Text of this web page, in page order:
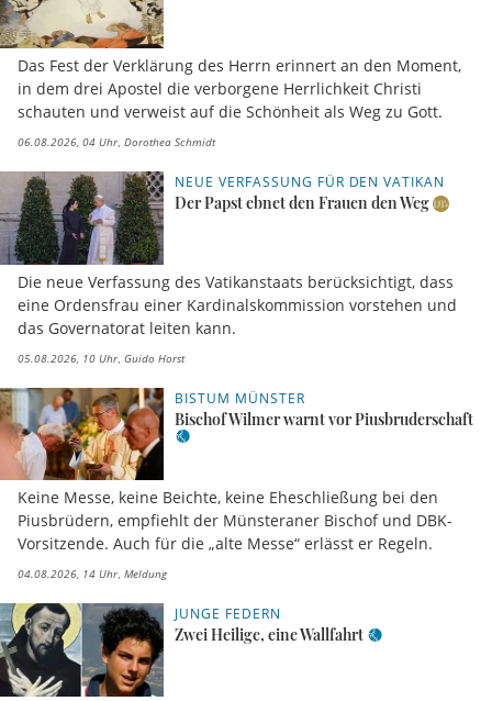
Das Fest der Verklärung des Herrn erinnert an den Moment,
in dem drei Apostel die verborgene Herrlichkeit Christi
schauten und verweist auf die Schönheit als Weg zu Gott.
06.08.2026, 04 Uhr Dorothea Schmidt
NEUE VERFASSUNG FÜR DEN VATIKAN
Der Papst ebnet den Frauen den Weg
Die neue Verfassung des Vatikanstaats berücksichtigt, dass
eine Ordensfrau einer Kardinalskommission vorstehen und
das Governatorat leiten kann.
05.08.2026, 10 Uhr Guido Horst
BISTUM MÜNSTER
Bischof Wilmer warnt vor Piusbruderschaft
Keine Messe, keine Beichte, keine Eheschließung bei den
Piusbrüdern, empfiehlt der Münsteraner Bischof und DBK-
Vorsitzende. Auch für die „alte Messe“ erlässt er Regeln.
04.08.2026, 14 Uhr Meldung
JUNGE FEDERN
Zwei Heilige, eine Wallfahrt